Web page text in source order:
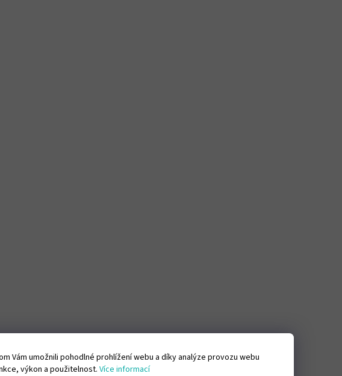
Vám umožnili pohodlné prohlížení webu a díky analýze provozu webu
výkon a použitelnost.Více informací